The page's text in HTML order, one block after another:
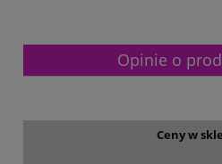
Opinie o
Ceny w